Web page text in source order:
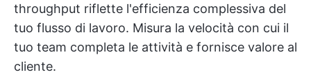
throughput riflette l'efficienza complessiva del
tuo flusso di lavoro. Misura la velocità con cui il
tuo team completa le attività e fornisce valore al
cliente.